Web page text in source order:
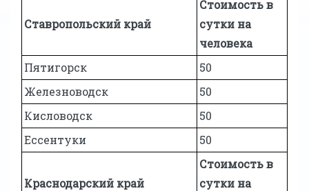
Ставропольский край
Стоимость в
сутки на
человека
Пятигорск
50
Железноводск
50
Кисловодск
50
Ессентуки
50
Краснодарский край
Стоимость в
сутки на